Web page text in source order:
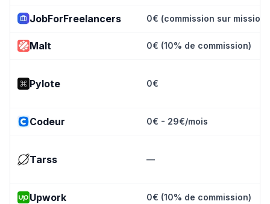
JobForFreelancers 0€ (commission sur
Malt 0€ (10% de commission)
Pylote 0€
Codeur 0€ - 29€/mois
Tarss —
Upwork 0€ (10% de commission)